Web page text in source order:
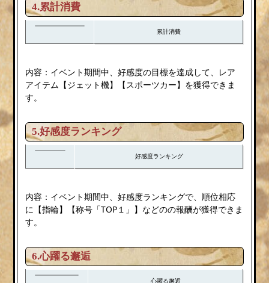
4.累計消費
累計消費
内容：イベント期間中、好感度の目標を達成して、レア
アイテム【ジェット機】【スポーツカー】を獲得できま
す。
5.好感度ランキング
好感度ランキング
内容：イベント期間中、好感度ランキングで、順位相応
に【指輪】【称号「TOP１」】などのの報酬が獲得できま
す。
6.心躍る邂逅
心躍る邂逅